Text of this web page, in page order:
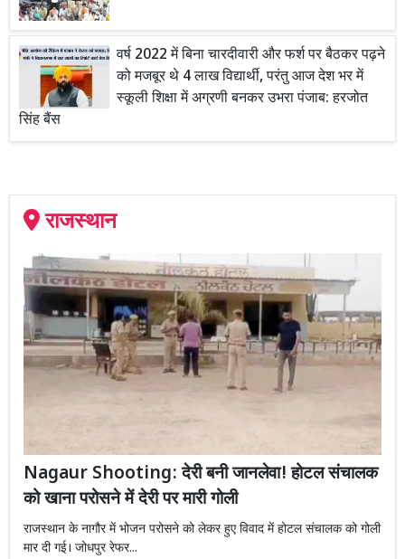
वर्ष 2022 में बिना चारदीवारी और फर्श पर बैठकर पढ़ने
को मजबूर थे 4 लाख विद्यार्थी, परंतु आज देश भर में
स्कूली शिक्षा में अग्रणी बनकर उभरा पंजाब: हरजोत
सिंह बैंस
राजस्थान
Nagaur Shooting: देरी बनी जानलेवा! होटल संचालक
को खाना परोसने में देरी पर मारी गोली
राजस्थान के नागौर में भोजन परोसने को लेकर हुए विवाद में होटल संचालक को गोली
मार दी गई। जोधपुर रेफर...